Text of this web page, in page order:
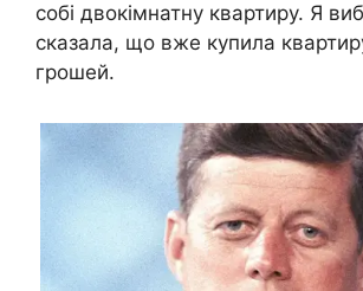
собі двокімнатну квартиру. Я
сказала, що вже купила
грошей.